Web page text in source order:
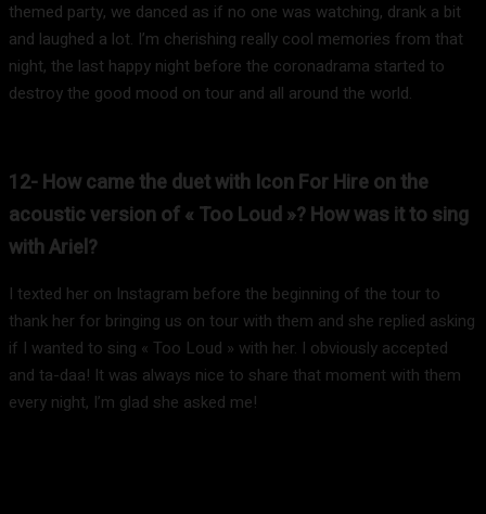
themed party, we danced as if no one was watching, drank a bit
and laughed a lot. I’m cherishing really cool memories from that
night, the last happy night before the coronadrama started to
destroy the good mood on tour and all around the world.
12- How came the duet with Icon For Hire on the
acoustic version of « Too Loud »? How was it to sing
with Ariel?
I texted her on Instagram before the beginning of the tour to
thank her for bringing us on tour with them and she replied asking
if I wanted to sing « Too Loud » with her. I obviously accepted
and ta-daa! It was always nice to share that moment with them
every night, I’m glad she asked me!